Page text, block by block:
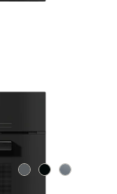
Kleur:Kleur:Kleur: